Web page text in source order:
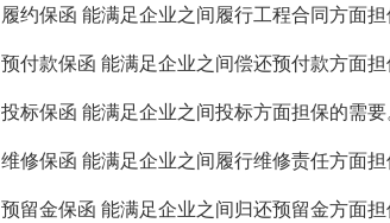
履约保函 能满足企业之间履行工程合同方面担
预付款保函 能满足企业之间偿还预付款方面担
投标保函 能满足企业之间投标方面担保的需要
维修保函 能满足企业之间履行维修责任方面担
预留金保函 能满足企业之间归还预留金方面担